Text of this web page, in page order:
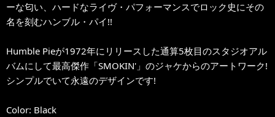
ーな匂い、ハードなライヴ・パフォーマンスでロック史にその
名を刻むハンブル・パイ!!
Humble Pieが1972年にリリースした通算5枚目のスタジオアル
バムにして最高傑作「SMOKIN'」のジャケからのアートワーク!
シンプルでいて永遠のデザインです!
Color: Black